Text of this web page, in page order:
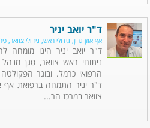
ד"ר יואב יניר
אף אוזן גרון, גידולי ראש, גידולי צוואר,
ד"ר יואב יניר הינו מומחה
ניתוחי ראש צוואר, סגן
הרפואי כרמל. ובוגר
ד"ר יניר התמחה ברפואת אף
צוואר במרכז הר...